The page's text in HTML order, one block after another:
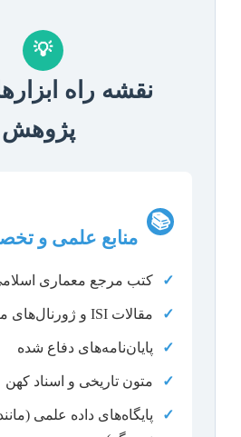
💡
نقشه راه
پژوهش
📚
منابع علمی و
✓ کتب مرجع معماری
✓ مقالات ISI و ژورنال‌های معتبر
✓ پایان‌نامه‌های دفاع شده
✓ متون تاریخی و اسناد کهن
✓
پایگاه‌های داده علمی